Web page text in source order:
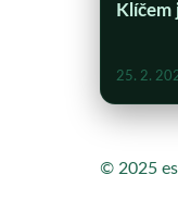
25. 2.
© 2025